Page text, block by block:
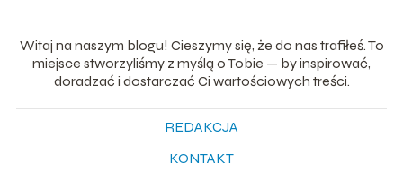
Witaj na naszym blogu! Cieszymy się, że do nas trafiłeś. To
miejsce stworzyliśmy z myślą o Tobie — by inspirować,
doradzać i dostarczać Ci wartościowych treści.
REDAKCJA
KONTAKT